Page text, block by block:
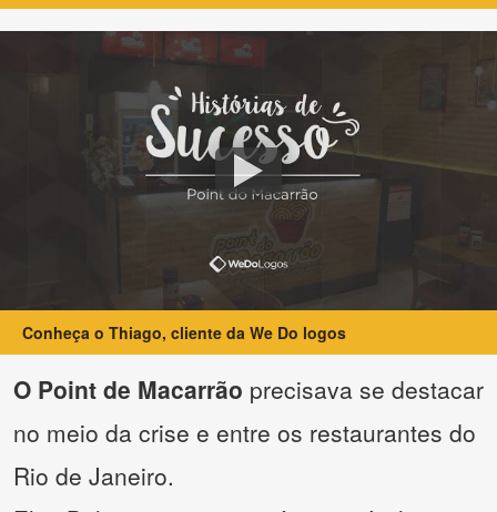
Conheça o Thiago, cliente da We Do logos
O Point de Macarrão precisava se destacar
no meio da crise e entre os restaurantes do
Rio de Janeiro.